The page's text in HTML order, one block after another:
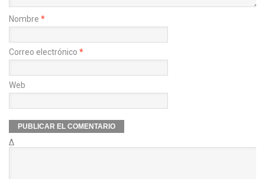
Nombre *
Correo electrónico *
Web
Δ